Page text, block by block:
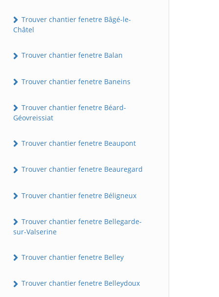
Trouver chantier fenetre Bâgé-le-
Châtel
Trouver chantier fenetre Balan
Trouver chantier fenetre Baneins
Trouver chantier fenetre Béard-
Géovreissiat
Trouver chantier fenetre Beaupont
Trouver chantier fenetre Beauregard
Trouver chantier fenetre Béligneux
Trouver chantier fenetre Bellegarde-
sur-Valserine
Trouver chantier fenetre Belley
Trouver chantier fenetre Belleydoux